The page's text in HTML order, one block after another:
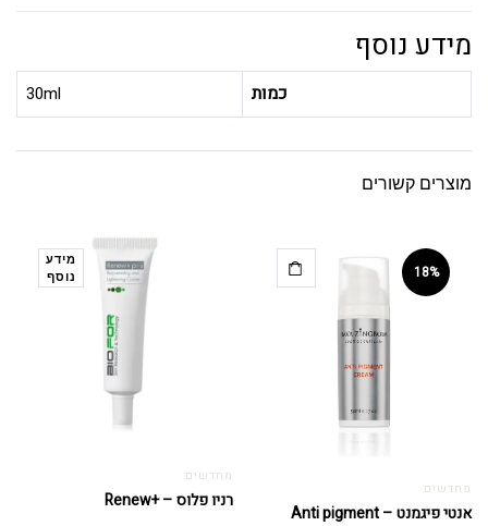
מידע נוסף
כמות 30ml
מוצרים קשורים
18%
מחדשים
אנטי פיגמנט – Anti pigment
מידע
נוסף
מחדשים
רניו פלוס – +Renew